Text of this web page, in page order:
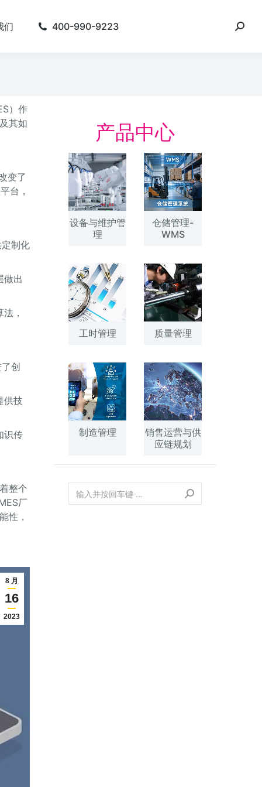
们 400-990-9223
）作
其如
变了
台，
制化
做出
，
创
供技
识传
整个
厂
性，
8 月
16
2023
产品中心
设备与维护管
理
仓储管理-
WMS
工时管理 质量管理
制造管理
销售运营与供
应链规划